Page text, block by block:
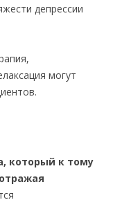
депрессии
могут
который к тому